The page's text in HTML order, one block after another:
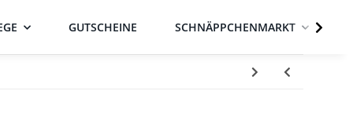
GUTSCHEINE SCHNÄPPCHENMARKT